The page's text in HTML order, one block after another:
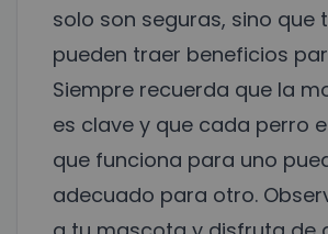
solo son seguras, sino que
pueden traer beneficios
Siempre recuerda que la
es clave y que cada perro
que funciona para uno
adecuado para otro.